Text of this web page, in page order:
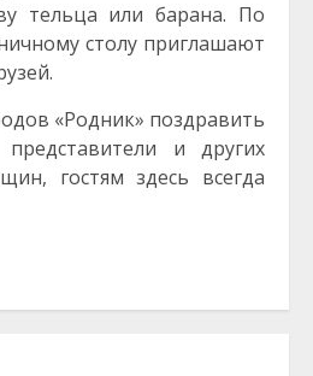
тельца или барана. По
столу приглашают
«Родник» поздравить
и других
гостям здесь всегда